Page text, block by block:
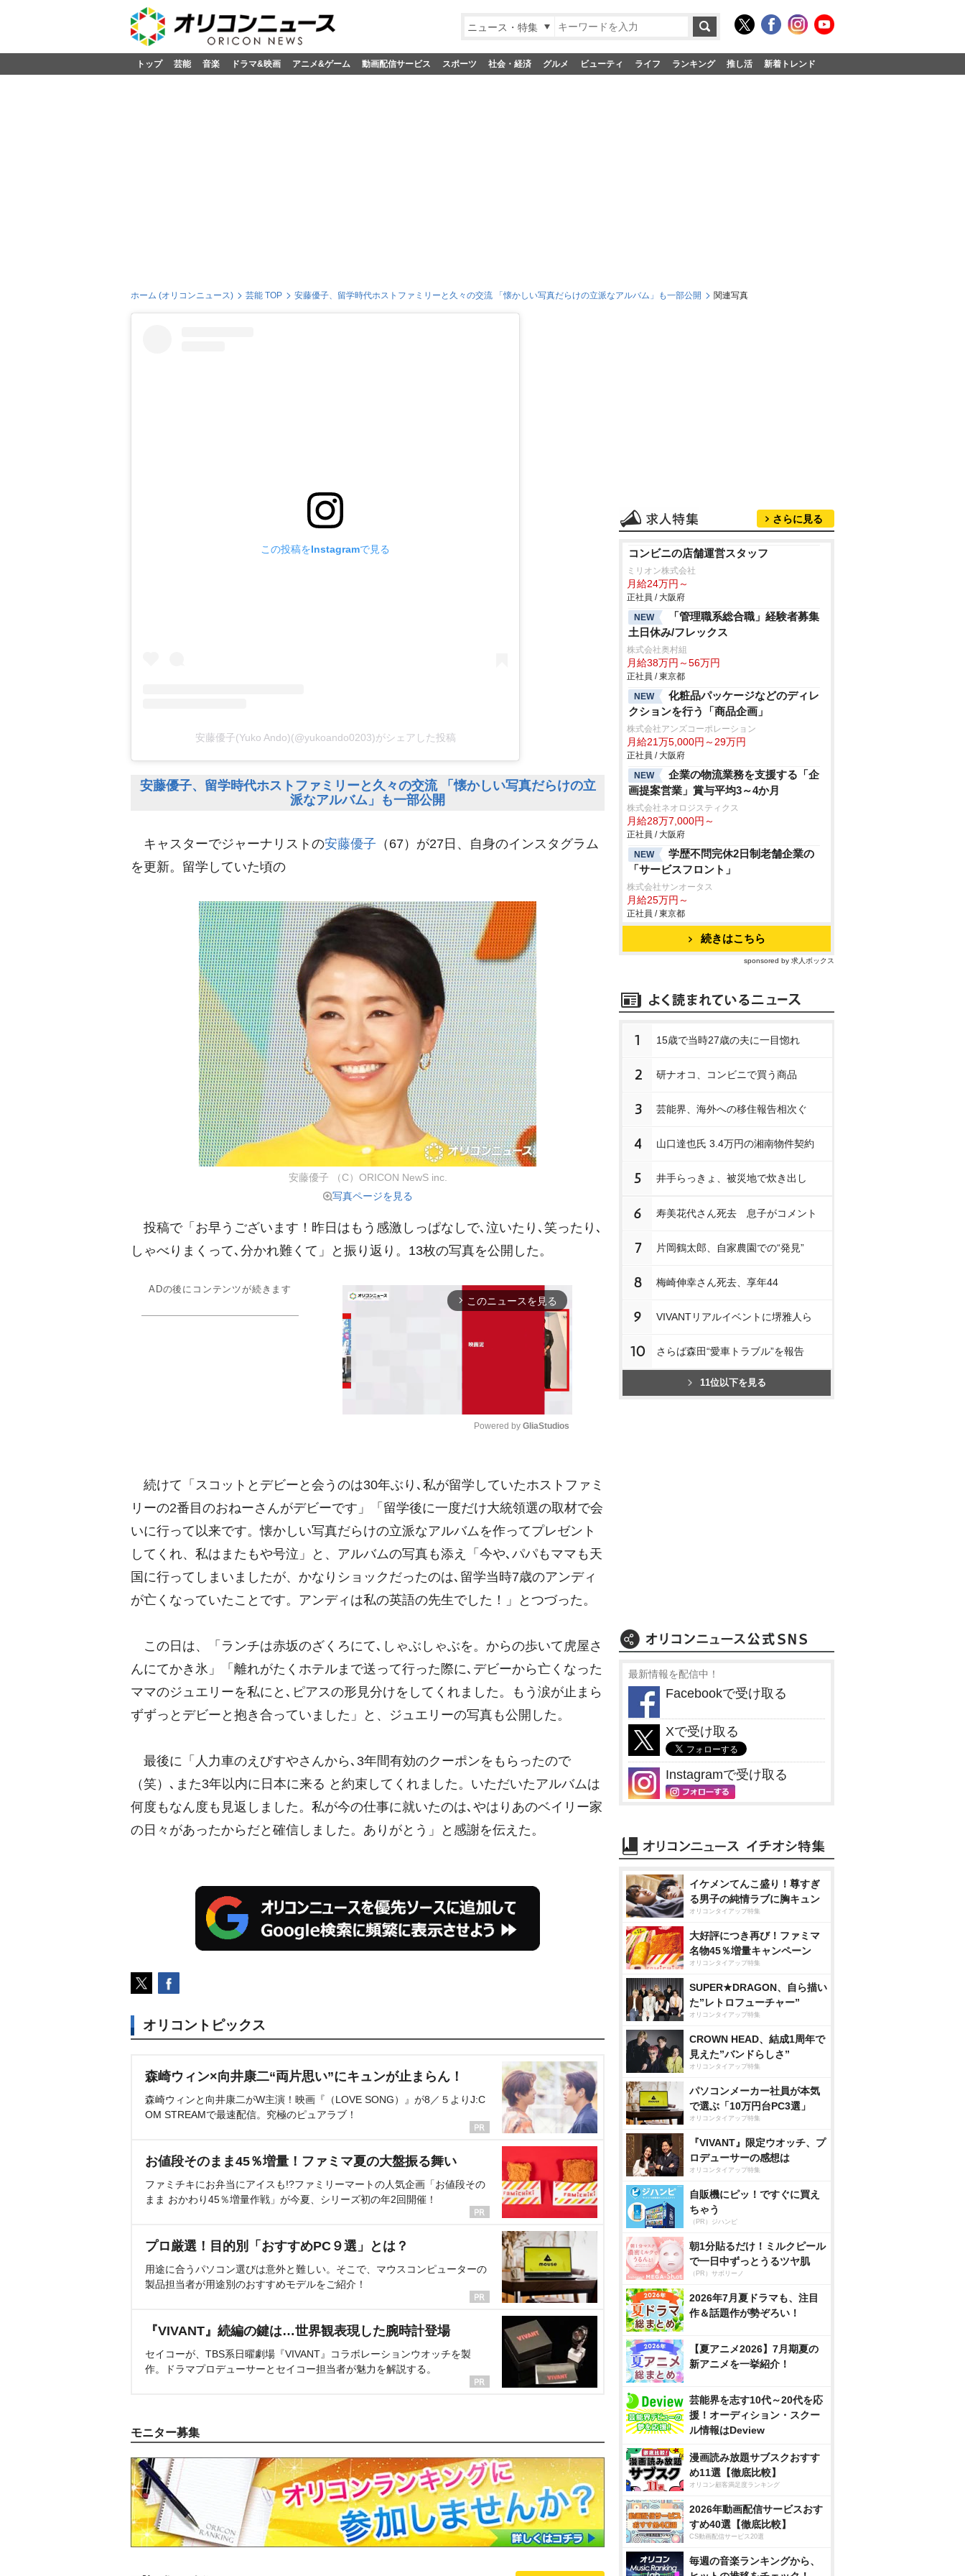
ニュース・特集
トップ 芸能 音楽 ドラマ&映画 アニメ&ゲーム 動画配信サービス スポーツ 社会・経済 グルメ ビューティ ライフ ランキング 推し活 新着トレンド
ホーム (オリコンニュース) 芸能 TOP 安藤優子、留学時代ホストファミリーと久々の交流 「懐かしい写真だらけの立派なアルバム」も一部公開 関連写真
この投稿をInstagramで見る
安藤優子(Yuko Ando)(@yukoando0203)がシェアした投稿
安藤優子、留学時代ホストファミリーと久々の交流 「懐かしい写真だらけの立
派なアルバム」も一部公開
キャスターでジャーナリストの安藤優子 （67）が27日、自身のインスタグラム
を更新。留学していた頃の
安藤優子 （C）ORICON NewS inc.
写真ページを見る
投稿で「お早うございます！昨日はもう感激しっぱなしで､泣いたり､笑ったり､
しゃべりまくって､分かれ難くて」と振り返り。13枚の写真を公開した。
ADの後にコンテンツが続きます
arrow_forward_ios このニュースを見る
u
t
e
Powered by GliaStudios
続けて「スコットとデビーと会うのは30年ぶり､私が留学していたホストファミ
リーの2番目のおねーさんがデビーです」「留学後に一度だけ大統領選の取材で会
いに行って以来です。懐かしい写真だらけの立派なアルバムを作ってプレゼント
してくれ、私はまたもや号泣」と、アルバムの写真も添え「今や､パパもママも天
国に行ってしまいましたが、かなりショックだったのは､留学当時7歳のアンディ
が亡くなっていたことです。アンディは私の英語の先生でした！」とつづった。
この日は、「ランチは赤坂のざくろにて､しゃぶしゃぶを。からの歩いて虎屋さ
んにてかき氷」「離れがたくホテルまで送って行った際に､デビーから亡くなった
ママのジュエリーを私にと､ピアスの形見分けをしてくれました。もう涙が止まら
ずずっとデビーと抱き合っていました」と、ジュエリーの写真も公開した。
最後に「人力車のえびすやさんから､3年間有効のクーポンをもらったので
（笑）､また3年以内に日本に来る と約束してくれました。いただいたアルバムは
何度もなん度も見返しました。私が今の仕事に就いたのは､やはりあのベイリー家
の日々があったからだと確信しました。ありがとう」と感謝を伝えた。
オリコントピックス
森崎ウィン×向井康二“両片思い”にキュンが止まらん！
森崎ウィンと向井康二がW主演！映画『（LOVE SONG）』が8／５よりJ:C
OM STREAMで最速配信。究極のピュアラブ！
お値段そのまま45％増量！ファミマ夏の大盤振る舞い
ファミチキにお弁当にアイスも!?ファミリーマートの人気企画「お値段その
まま おかわり45％増量作戦」が今夏、シリーズ初の年2回開催！
プロ厳選！目的別「おすすめPC９選」とは？
用途に合うパソコン選びは意外と難しい。そこで、マウスコンピューターの
製品担当者が用途別のおすすめモデルをご紹介！
『VIVANT』続編の鍵は…世界観表現した腕時計登場
セイコーが、TBS系日曜劇場『VIVANT』コラボレーションウオッチを製
作。ドラマプロデューサーとセイコー担当者が魅力を解説する。
モニター募集
さらに見る
コンビニの店舗運営スタッフ
ミリオン株式会社
月給24万円～
正社員 / 大阪府
NEW
「管理職系総合職」経験者募集
土日休み/フレックス
株式会社奥村組
月給38万円～56万円
正社員 / 東京都
NEW
化粧品パッケージなどのディレ
クションを行う「商品企画」
株式会社アンズコーポレーション
月給21万5,000円～29万円
正社員 / 大阪府
NEW
企業の物流業務を支援する「企
画提案営業」賞与平均3～4か月
株式会社ネオロジスティクス
月給28万7,000円～
正社員 / 大阪府
NEW
学歴不問完休2日制老舗企業の
「サービスフロント」
株式会社サンオータス
月給25万円～
正社員 / 東京都
続きはこちら
sponsored by 求人ボックス
1 15歳で当時27歳の夫に一目惚れ
2 研ナオコ、コンビニで買う商品
3 芸能界、海外への移住報告相次ぐ
4 山口達也氏 3.4万円の湘南物件契約
5 井手らっきょ、被災地で炊き出し
6 寿美花代さん死去 息子がコメント
7 片岡鶴太郎、自家農園での“発見”
8 梅崎伸幸さん死去、享年44
9 VIVANTリアルイベントに堺雅人ら
10 さらば森田“愛車トラブル”を報告
11位以下を見る
最新情報を配信中！
Facebookで受け取る
Xで受け取る
Instagramで受け取る
イケメンてんこ盛り！尊すぎ
る男子の純情ラブに胸キュン
オリコンタイアップ特集
大好評につき再び！ファミマ
名物45％増量キャンペーン
オリコンタイアップ特集
SUPER★DRAGON、自ら描い
た”レトロフューチャー”
オリコンタイアップ特集
CROWN HEAD、結成1周年で
見えた”バンドらしさ”
オリコンタイアップ特集
パソコンメーカー社員が本気
で選ぶ「10万円台PC3選」
オリコンタイアップ特集
『VIVANT』限定ウオッチ、プ
ロデューサーの感想は
オリコンタイアップ特集
自販機にピッ！ですぐに買え
ちゃう
（PR）ジハンピ
朝1分貼るだけ！ミルクピール
で一日中ずっとうるツヤ肌
（PR）サボリーノ
2026年7月夏ドラマも、注目
作＆話題作が勢ぞろい！
【夏アニメ2026】7月期夏の
新アニメを一挙紹介！
芸能界を志す10代～20代を応
援！オーディション・スクー
ル情報はDeview
漫画読み放題サブスクおすす
め11選【徹底比較】
オリコン顧客満足度ランキング
2026年動画配信サービスおす
すめ40選【徹底比較】
CS動画配信サービス20選
毎週の音楽ランキングから、